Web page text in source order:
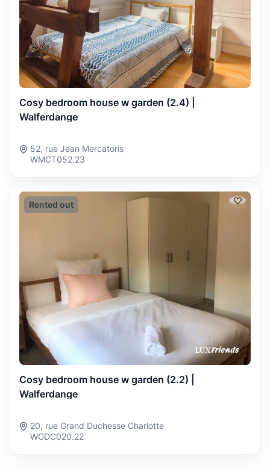
Cosy bedroom house w garden (2.4) |
Walferdange
52, rue Jean Mercatoris
WMCT052.23
Rented out
Cosy bedroom house w garden (2.2) |
Walferdange
20, rue Grand Duchesse Charlotte
WGDC020.22